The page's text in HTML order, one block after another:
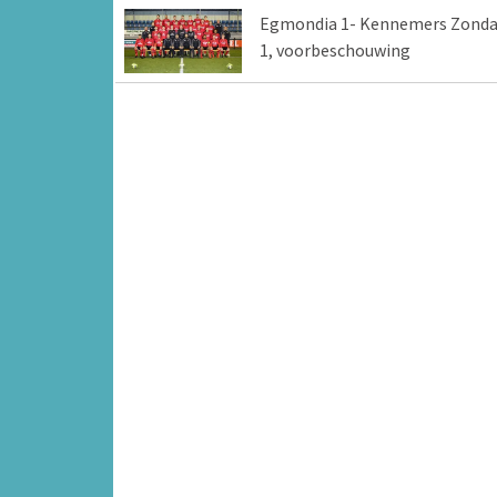
Egmondia 1- Kennemers
1, voorbeschouwing